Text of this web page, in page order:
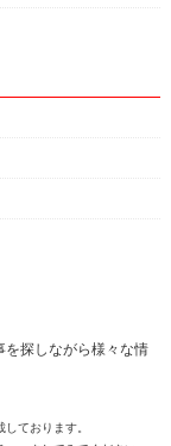
探しながら様々な情
ております。